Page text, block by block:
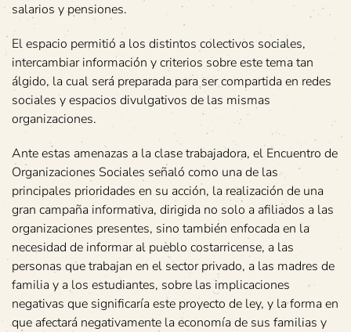
salarios y pensiones.
El espacio permitió a los distintos colectivos sociales,
intercambiar información y criterios sobre este tema tan
álgido, la cual será preparada para ser compartida en redes
sociales y espacios divulgativos de las mismas
organizaciones.
Ante estas amenazas a la clase trabajadora, el Encuentro de
Organizaciones Sociales señaló como una de las
principales prioridades en su acción, la realización de una
gran campaña informativa, dirigida no solo a afiliados a las
organizaciones presentes, sino también enfocada en la
necesidad de informar al pueblo costarricense, a las
personas que trabajan en el sector privado, a las madres de
familia y a los estudiantes, sobre las implicaciones
negativas que significaría este proyecto de ley, y la forma en
que afectará negativamente la economía de sus familias y